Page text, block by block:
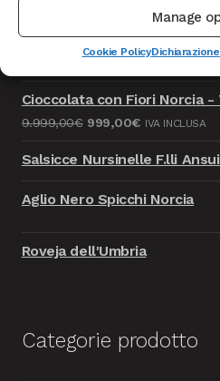
Manage
Cookie Policy
Caciotta formaggio della
Il
originale
era:
9.999,00€.
Il
attuale
è:
999,00€.
Cioccolata con Fiori Norcia -
9.999,00€ Il
originale
9.999,00€.
999,00€Il
attuale
IVA INCLUSA
Salsicce Nursinelle F.lli
Aglio Nero Spicchi Norcia
Roveja dell'Umbria
Categorie prodotto